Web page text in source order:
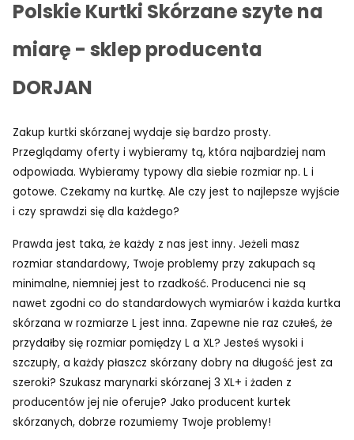
Polskie Kurtki Skórzane szyte na
miarę - sklep producenta
DORJAN
Zakup kurtki skórzanej wydaje się bardzo prosty.
Przeglądamy oferty i wybieramy tą, która najbardziej nam
odpowiada. Wybieramy typowy dla siebie rozmiar np. L i
gotowe. Czekamy na kurtkę. Ale czy jest to najlepsze wyjście
i czy sprawdzi się dla każdego?
Prawda jest taka, że każdy z nas jest inny. Jeżeli masz
rozmiar standardowy, Twoje problemy przy zakupach są
minimalne, niemniej jest to rzadkość. Producenci nie są
nawet zgodni co do standardowych wymiarów i każda kurtka
skórzana w rozmiarze L jest inna. Zapewne nie raz czułeś, że
przydałby się rozmiar pomiędzy L a XL? Jesteś wysoki i
szczupły, a każdy płaszcz skórzany dobry na długość jest za
szeroki? Szukasz marynarki skórzanej 3 XL+ i żaden z
producentów jej nie oferuje? Jako producent kurtek
skórzanych, dobrze rozumiemy Twoje problemy!